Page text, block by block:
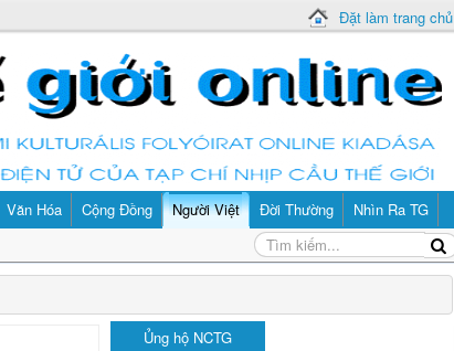
Đặt làm trang chủ
Văn Hóa Cộng Đồng Người Việt Đời Thường Nhìn Ra TG
Ủng hộ NCTG